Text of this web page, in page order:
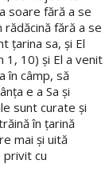
soare fără a se
fără a se
ţarina sa, şi El
1, 10) şi El a venit
în câmp, să
e a Sa şi
sunt curate şi
în ţarină
mai şi uită
privit cu